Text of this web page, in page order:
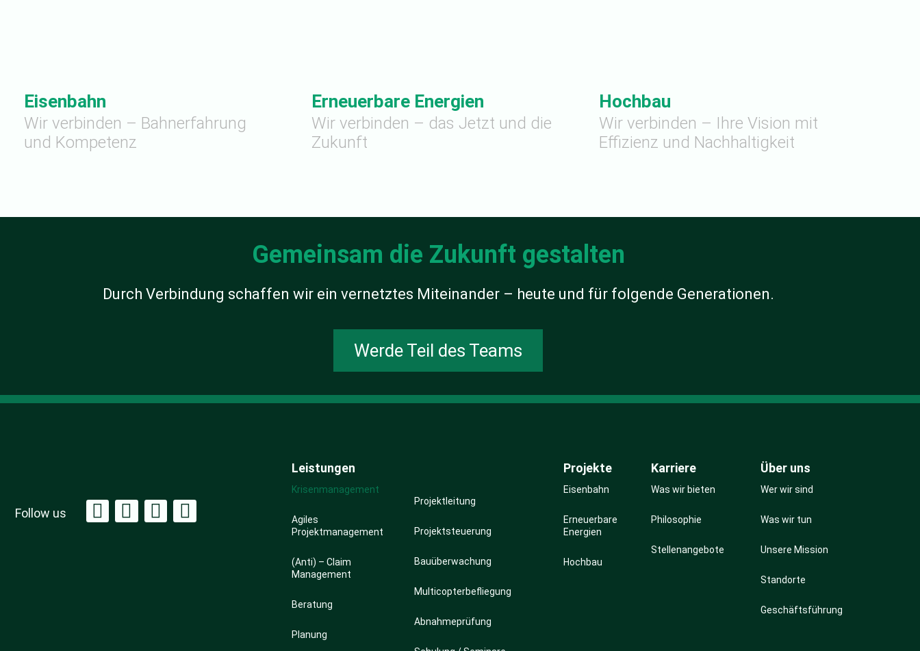
Eisenbahn
Wir verbinden – Bahnerfahrung
und Kompetenz
Erneuerbare Energien
Wir verbinden – das Jetzt und die
Zukunft
Hochbau
Wir verbinden – Ihre Vision mit
Effizienz und Nachhaltigkeit
Gemeinsam die Zukunft gestalten
Durch Verbindung schaffen wir ein vernetztes Miteinander – heute und für folgende Generationen.
Werde Teil des Teams
Follow us
Leistungen
Krisenmanagement
Agiles
Projektmanagement
(Anti) – Claim
Management
Beratung
Planung
Projektleitung
Projektsteuerung
Bauüberwachung
Multicopterbefliegung
Abnahmeprüfung
Projekte
Eisenbahn
Erneuerbare
Energien
Hochbau
Karriere
Was wir bieten
Philosophie
Stellenangebote
Über uns
Wer wir sind
Was wir tun
Unsere Mission
Standorte
Geschäftsführung